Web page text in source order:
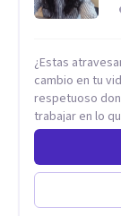
¿Estas
cambio en tu
respetuoso
trabajar en lo que hoy
Trastornos de
profesional he
distintas
Autoestima,